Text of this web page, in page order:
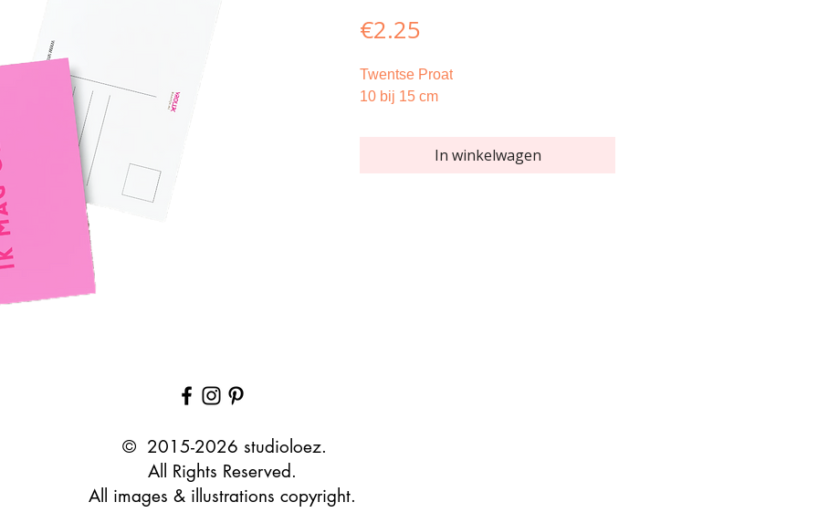
€2.25
Twentse Proat
10 bij 15 cm
In winkelwagen
© 2015-2026 studioloez.
All Rights Reserved.
All images & illustrations copyright.